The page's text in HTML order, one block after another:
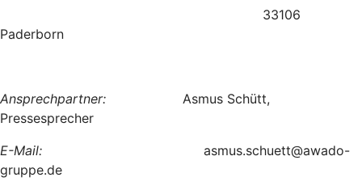
33106
Paderborn
Ansprechpartner: Asmus Schütt,
Pressesprecher
E-Mail: asmus.schuett@awado-
gruppe.de